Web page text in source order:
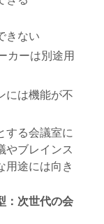
きない
カーは別途用
には機能が不
する会議室に
やブレインス
用途には向き
：次世代の会